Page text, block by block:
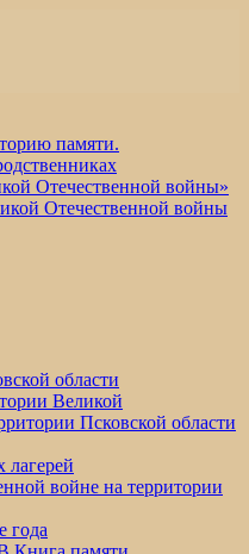
памяти.
Отечественной войны»
Отечественной войны
области
Великой
Псковской области
лагерей
войне на территории
года